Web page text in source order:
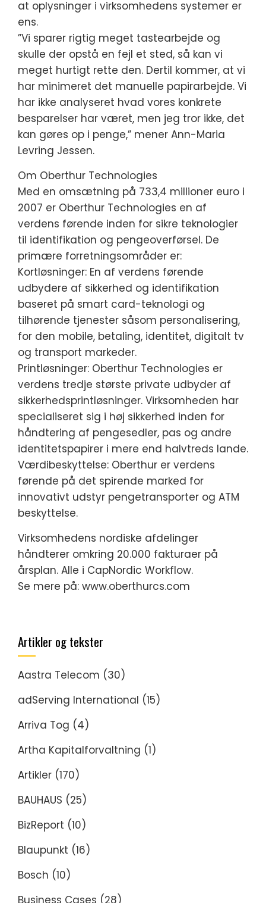
at oplysninger i virksomhedens systemer er
ens.
”Vi sparer rigtig meget tastearbejde og
skulle der opstå en fejl et sted, så kan vi
meget hurtigt rette den. Dertil kommer, at vi
har minimeret det manuelle papirarbejde. Vi
har ikke analyseret hvad vores konkrete
besparelser har været, men jeg tror ikke, det
kan gøres op i penge,” mener Ann-Maria
Levring Jessen.
Om Oberthur Technologies
Med en omsætning på 733,4 millioner euro i
2007 er Oberthur Technologies en af
verdens førende inden for sikre teknologier
til identifikation og pengeoverførsel. De
primære forretningsområder er:
Kortløsninger: En af verdens førende
udbydere af sikkerhed og identifikation
baseret på smart card-teknologi og
tilhørende tjenester såsom personalisering,
for den mobile, betaling, identitet, digitalt tv
og transport markeder.
Printløsninger: Oberthur Technologies er
verdens tredje største private udbyder af
sikkerhedsprintløsninger. Virksomheden har
specialiseret sig i høj sikkerhed inden for
håndtering af pengesedler, pas og andre
identitetspapirer i mere end halvtreds lande.
Værdibeskyttelse: Oberthur er verdens
førende på det spirende marked for
innovativt udstyr pengetransporter og ATM
beskyttelse.
Virksomhedens nordiske afdelinger
håndterer omkring 20.000 fakturaer på
årsplan. Alle i CapNordic Workflow.
Se mere på: www.oberthurcs.com
Artikler og tekster
Aastra Telecom (30)
adServing International (15)
Arriva Tog (4)
Artha Kapitalforvaltning (1)
Artikler (170)
BAUHAUS (25)
BizReport (10)
Blaupunkt (16)
Bosch (10)
Business Cases (28)